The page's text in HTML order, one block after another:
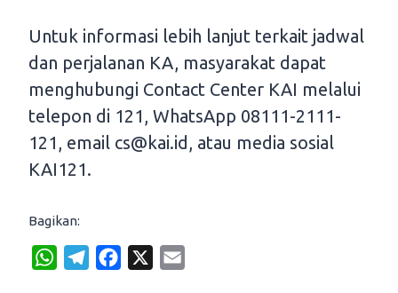
Untuk informasi lebih lanjut terkait jadwal
dan perjalanan KA, masyarakat dapat
menghubungi Contact Center KAI melalui
telepon di 121, WhatsApp 08111-2111-
121, email cs@kai.id, atau media sosial
KAI121.
Bagikan:
W